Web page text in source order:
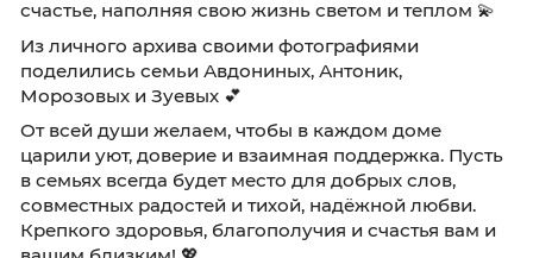
Особенно приятно видеть, что и наши
умеют гармонично сочетать разные стороны
жизни: они не только целеустремлённо
профессию, но и при этом строят семейное
счастье, наполняя свою жизнь светом и
Из личного архива своими фотографиями
поделились семьи Авдониных, Антоник,
Морозовых и Зуевых 💕